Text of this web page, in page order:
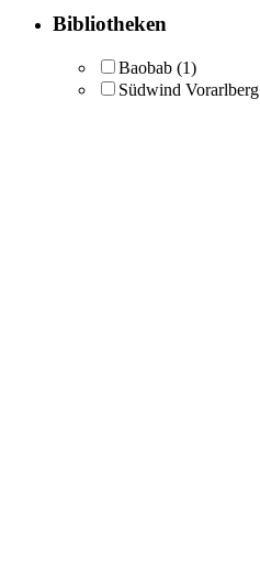
Bibliotheken
Baobab (1)
Südwind Vorarlberg